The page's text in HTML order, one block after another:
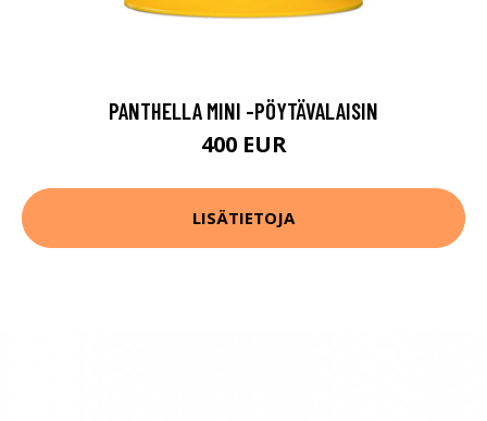
PANTHELLA MINI -PÖYTÄVALAISIN
400 EUR
LISÄTIETOJA